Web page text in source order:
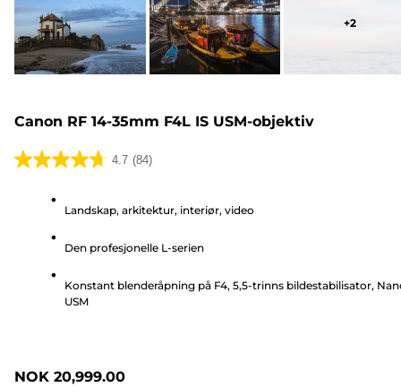
+2
Canon RF 14-35mm F4L IS USM-objektiv
4.7 (84)
4.7
stjerner.
omtaler
Landskap, arkitektur, interiør, video
Den profesjonelle L-serien
Konstant blenderåpning på F4, 5,5-trinns bildestabilisator,
USM
NOK 20,999.00